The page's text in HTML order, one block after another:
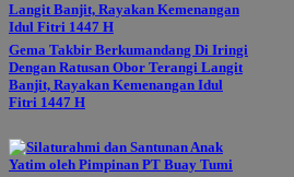
Gema Takbir Berkumandang Di Iringi
Dengan Ratusan Obor Terangi Langit
Banjit, Rayakan Kemenangan Idul
Fitri 1447 H